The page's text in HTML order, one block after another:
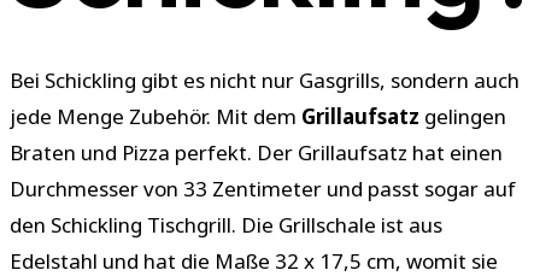
Bei Schickling gibt es nicht nur Gasgrills, sondern auch
jede Menge Zubehör. Mit dem Grillaufsatz gelingen
Braten und Pizza perfekt. Der Grillaufsatz hat einen
Durchmesser von 33 Zentimeter und passt sogar auf
den Schickling Tischgrill. Die Grillschale ist aus
Edelstahl und hat die Maße 32 x 17,5 cm, womit sie